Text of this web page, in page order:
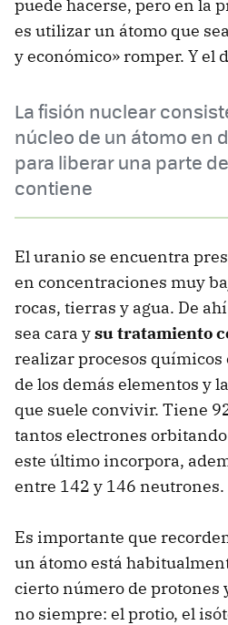
puede hacerse, pero en la
es utilizar un átomo que
y económico» romper. Y el
La fisión nuclear
núcleo de un átomo en
para liberar una parte
contiene
El uranio se encuentra
en concentraciones muy
rocas, tierras y agua. De
sea cara ysu tratamiento
realizar procesos químicos
de los demás elementos y
que suele convivir. Tiene
tantos electrones
este último incorpora,
entre 142 y 146 neutrones.
Es importante que
un átomo está
cierto número de protones
no siempre: el protio, el